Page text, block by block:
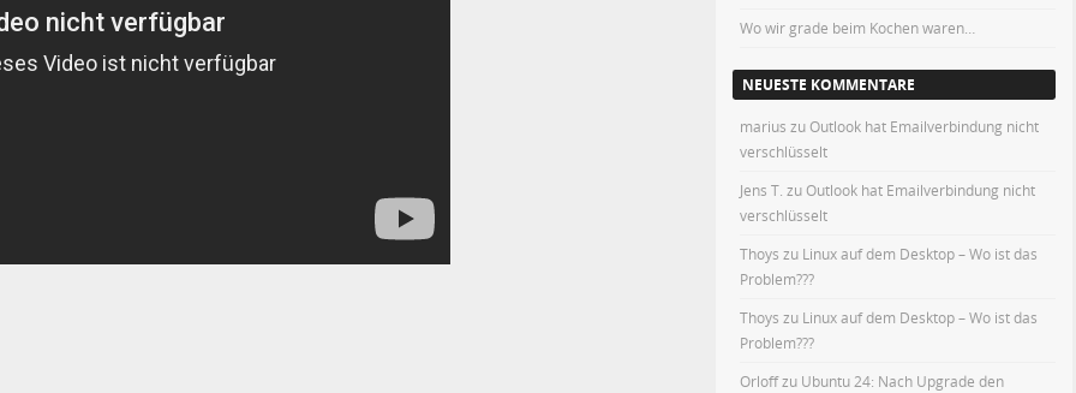
Wo wir grade beim Kochen waren…
NEUESTE KOMMENTARE
marius zuOutlook hat Emailverbindung nicht
verschlüsselt
Jens T. zuOutlook hat Emailverbindung nicht
verschlüsselt
Thoys zu Linux auf dem Desktop – Wo ist das
Problem???
Thoys zu Linux auf dem Desktop – Wo ist das
Problem???
Orloffzu Ubuntu 24: Nach Upgrade den